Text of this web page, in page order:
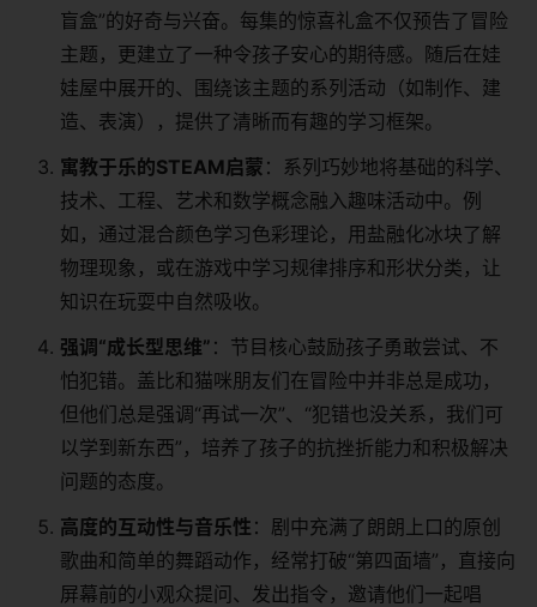
盲盒”的好奇与兴奋。每集的惊喜礼盒不仅预告了冒险
主题，更建立了一种令孩子安心的期待感。随后在娃
娃屋中展开的、围绕该主题的系列活动（如制作、建
造、表演），提供了清晰而有趣的学习框架。
寓教于乐的STEAM启蒙 ：系列巧妙地将基础的科学、
技术、工程、艺术和数学概念融入趣味活动中。例
如，通过混合颜色学习色彩理论，用盐融化冰块了解
物理现象，或在游戏中学习规律排序和形状分类，让
知识在玩耍中自然吸收。
强调“成长型思维” ：节目核心鼓励孩子勇敢尝试、不
怕犯错。盖比和猫咪朋友们在冒险中并非总是成功，
但他们总是强调“再试一次”、“犯错也没关系，我们可
以学到新东西”，培养了孩子的抗挫折能力和积极解决
问题的态度。
高度的互动性与音乐性 ：剧中充满了朗朗上口的原创
歌曲和简单的舞蹈动作，经常打破“第四面墙”，直接向
屏幕前的小观众提问、发出指令，邀请他们一起唱